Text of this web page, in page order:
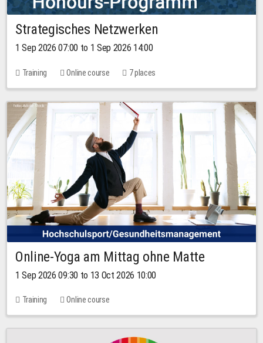
Strategisches Netzwerken
1 Sep 2026 07:00 to 1 Sep 2026 14:00
Training Online course 7 places
Online-Yoga am Mittag ohne Matte
1 Sep 2026 09:30 to 13 Oct 2026 10:00
Training Online course